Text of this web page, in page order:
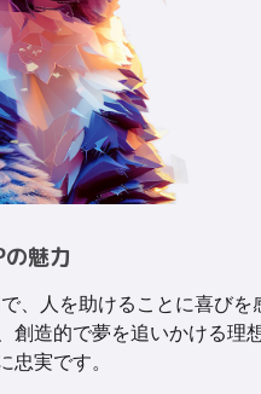
の魅力
、人を助けることに喜びを
創造的で夢を追いかける理
忠実です。